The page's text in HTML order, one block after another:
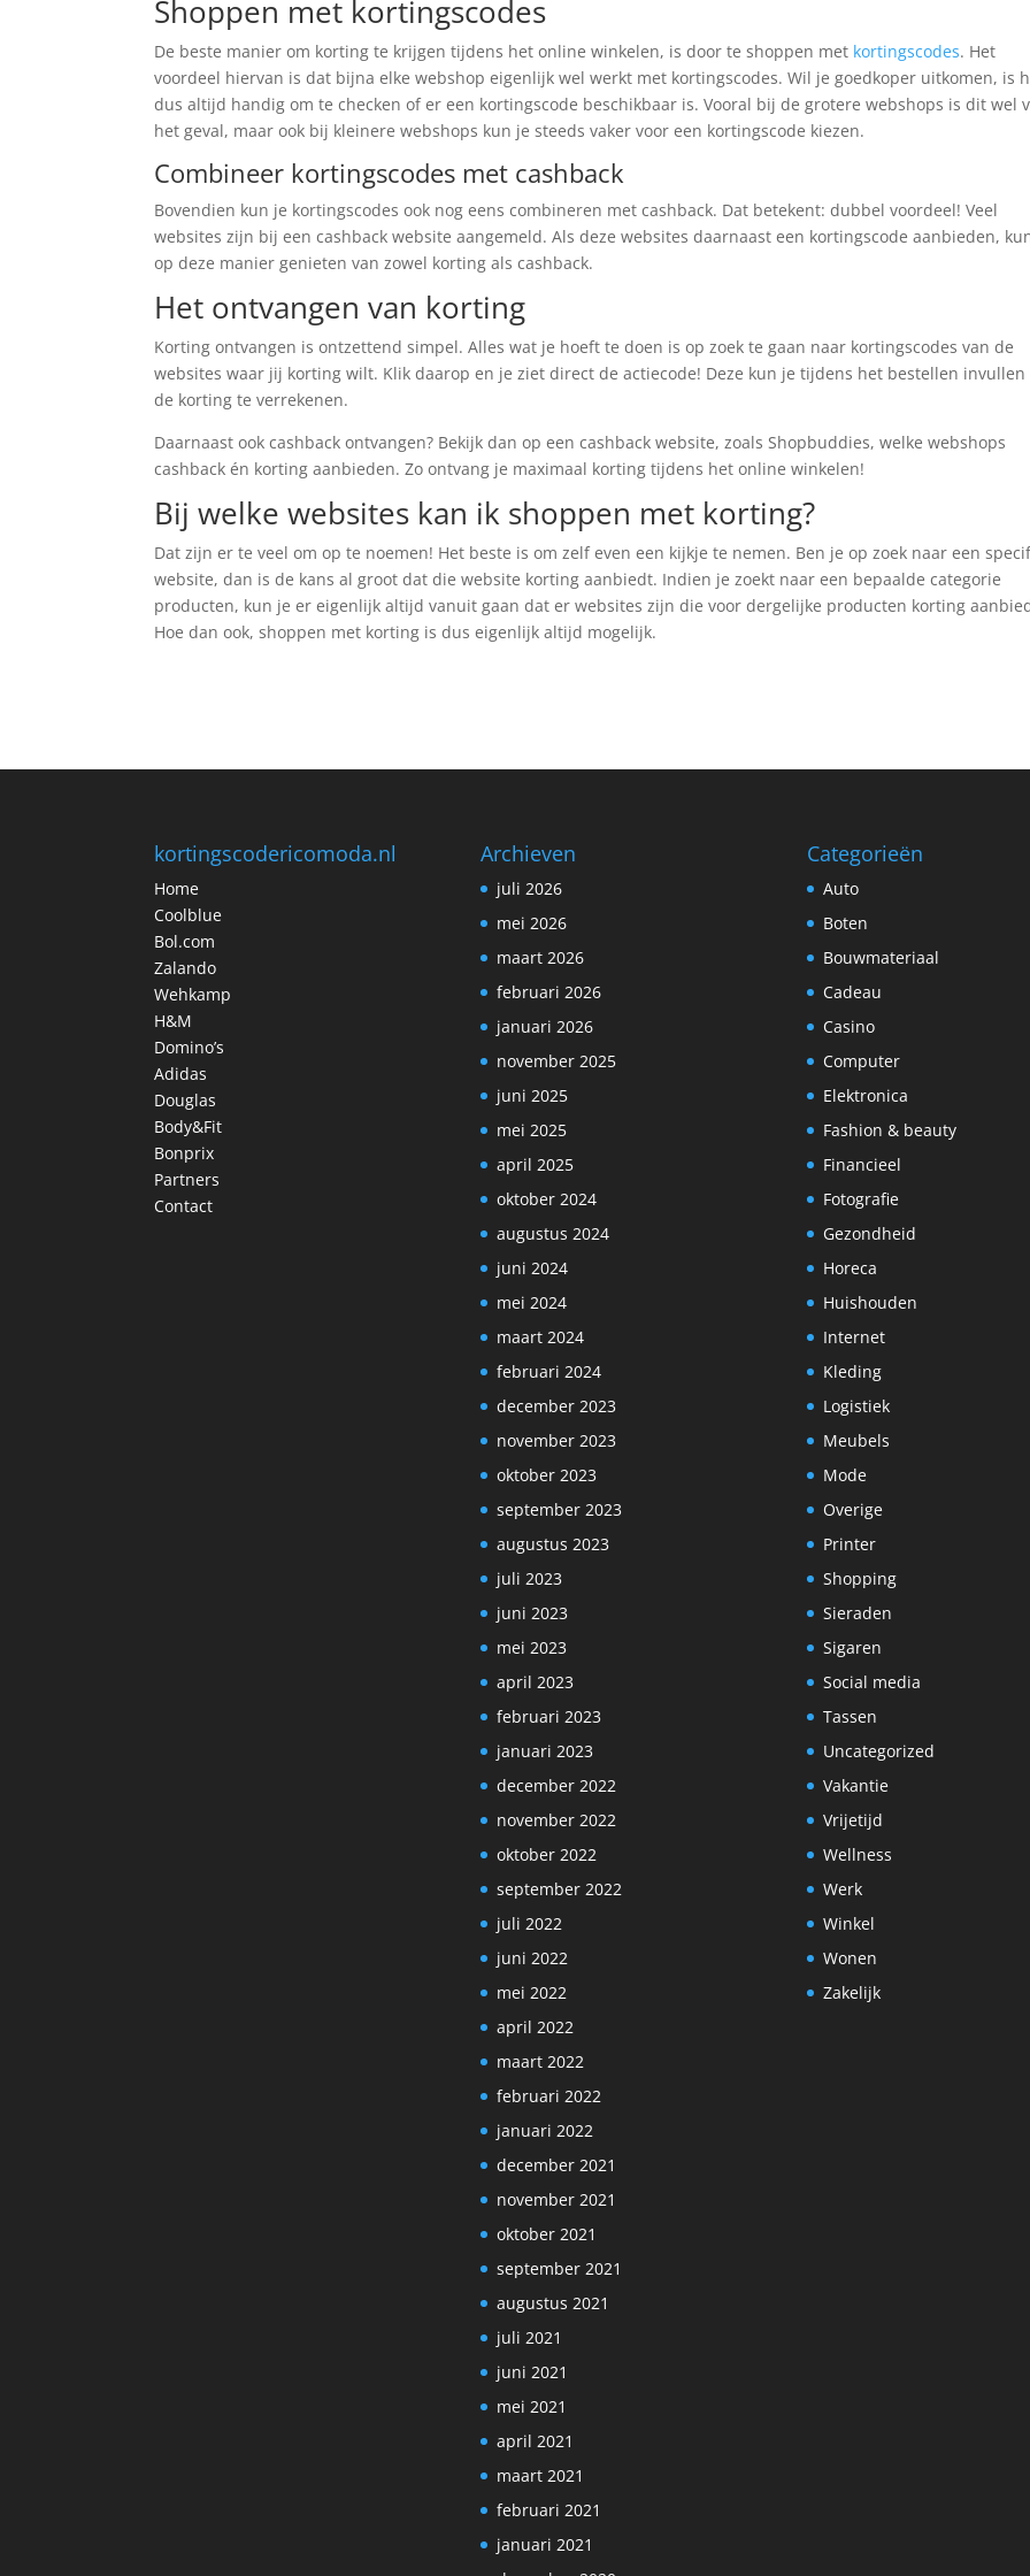
Shoppen met kortingscodes
De beste manier om korting te krijgen tijdens het online winkelen, is door te shoppen met kortingscodes. Het
voordeel hiervan is dat bijna elke webshop eigenlijk wel werkt met kortingscodes. Wil je goedkoper uitkomen, is
dus altijd handig om te checken of er een kortingscode beschikbaar is. Vooral bij de grotere webshops is dit wel
het geval, maar ook bij kleinere webshops kun je steeds vaker voor een kortingscode kiezen.
Combineer kortingscodes met cashback
Bovendien kun je kortingscodes ook nog eens combineren met cashback. Dat betekent: dubbel voordeel! Veel
websites zijn bij een cashback website aangemeld. Als deze websites daarnaast een kortingscode aanbieden,
op deze manier genieten van zowel korting als cashback.
Het ontvangen van korting
Korting ontvangen is ontzettend simpel. Alles wat je hoeft te doen is op zoek te gaan naar kortingscodes van de
websites waar jij korting wilt. Klik daarop en je ziet direct de actiecode! Deze kun je tijdens het bestellen invullen
de korting te verrekenen.
Daarnaast ook cashback ontvangen? Bekijk dan op een cashback website, zoals Shopbuddies, welke webshops
cashback én korting aanbieden. Zo ontvang je maximaal korting tijdens het online winkelen!
Bij welke websites kan ik shoppen met korting?
Dat zijn er te veel om op te noemen! Het beste is om zelf even een kijkje te nemen. Ben je op zoek naar een
website, dan is de kans al groot dat die website korting aanbiedt. Indien je zoekt naar een bepaalde categorie
producten, kun je er eigenlijk altijd vanuit gaan dat er websites zijn die voor dergelijke producten korting
Hoe dan ook, shoppen met korting is dus eigenlijk altijd mogelijk.
kortingscodericomoda.nl
Home
Coolblue
Bol.com
Zalando
Wehkamp
H&M
Domino’s
Adidas
Douglas
Body&Fit
Bonprix
Partners
Contact
Archieven
juli 2026
mei 2026
maart 2026
februari 2026
januari 2026
november 2025
juni 2025
mei 2025
april 2025
oktober 2024
augustus 2024
juni 2024
mei 2024
maart 2024
februari 2024
december 2023
november 2023
oktober 2023
september 2023
augustus 2023
juli 2023
juni 2023
mei 2023
april 2023
februari 2023
januari 2023
december 2022
november 2022
oktober 2022
september 2022
juli 2022
juni 2022
mei 2022
april 2022
maart 2022
februari 2022
januari 2022
december 2021
november 2021
oktober 2021
september 2021
augustus 2021
juli 2021
juni 2021
mei 2021
april 2021
maart 2021
februari 2021
januari 2021
Categorieën
Auto
Boten
Bouwmateriaal
Cadeau
Casino
Computer
Elektronica
Fashion & beauty
Financieel
Fotografie
Gezondheid
Horeca
Huishouden
Internet
Kleding
Logistiek
Meubels
Mode
Overige
Printer
Shopping
Sieraden
Sigaren
Social media
Tassen
Uncategorized
Vakantie
Vrijetijd
Wellness
Werk
Winkel
Wonen
Zakelijk